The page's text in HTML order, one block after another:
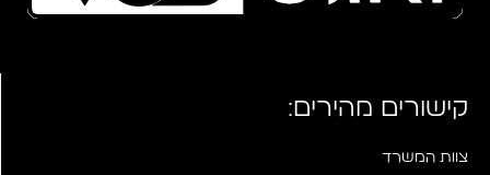
קישורים מהירים:
צוות המשרד